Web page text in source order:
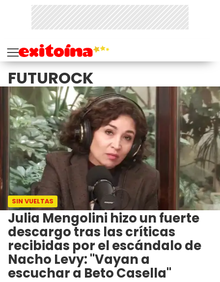
FUTUROCK
SIN VUELTAS
Julia Mengolini hizo un fuerte
descargo tras las críticas
recibidas por el escándalo de
Nacho Levy: "Vayan a
escuchar a Beto Casella"